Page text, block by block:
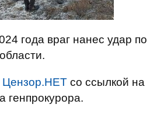
года враг нанес удар по
Цензор.НЕТ со ссылкой на
генпрокурора.